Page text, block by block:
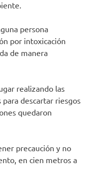
persona
por intoxicación
de manera
realizando las
descartar riesgos
quedaron
precaución y no
en cien metros a